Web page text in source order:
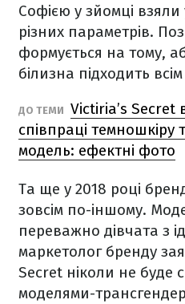
Софією у зйомці взяли
різних параметрів.
формується на тому,
білизна підходить
ДО ТЕМИ Victiria’s
співпраці темношкіру
модель: ефектні фото
Та ще у 2018 році
зовсім по-іншому.
переважно дівчата з
маркетолог бренду
Secret ніколи не буде
моделями-